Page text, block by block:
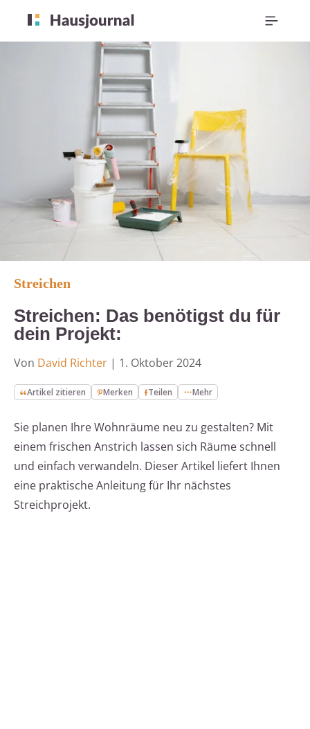
Streichen
Streichen: Das benötigst du für
dein Projekt:
Von David Richter | 1. Oktober 2024
Artikel zitieren Merken Teilen Mehr
Sie planen Ihre Wohnräume neu zu gestalten? Mit
einem frischen Anstrich lassen sich Räume schnell
und einfach verwandeln. Dieser Artikel liefert Ihnen
eine praktische Anleitung für Ihr nächstes
Streichprojekt.